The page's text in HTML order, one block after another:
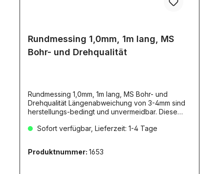
Rundmessing 1,0mm, 1m lang, MS
Bohr- und Drehqualität
Rundmessing 1,0mm, 1m lang, MS Bohr- und
Drehqualität Längenabweichung von 3-4mm sind
herstellungs-bedingt und unvermeidbar. Diese
erfordert aufgrund seine Länge den Versand als
Sofort verfügbar, Lieferzeit: 1-4 Tage
Produktnummer: 1653